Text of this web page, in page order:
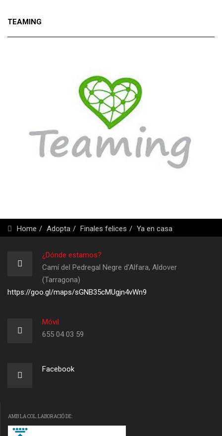
TEAMING
Home Adopta Finales felices Ya en casa
¿Dónde estamos?
Camí del Pedregal Negre d'Alfara, Aldover
(Tarragona)
https://goo.gl/maps/sGNB35cMUgjn4vWn9
Móvil
655 04 03 59
Facebook
AMB LA COL.LABORACIÓ DE: